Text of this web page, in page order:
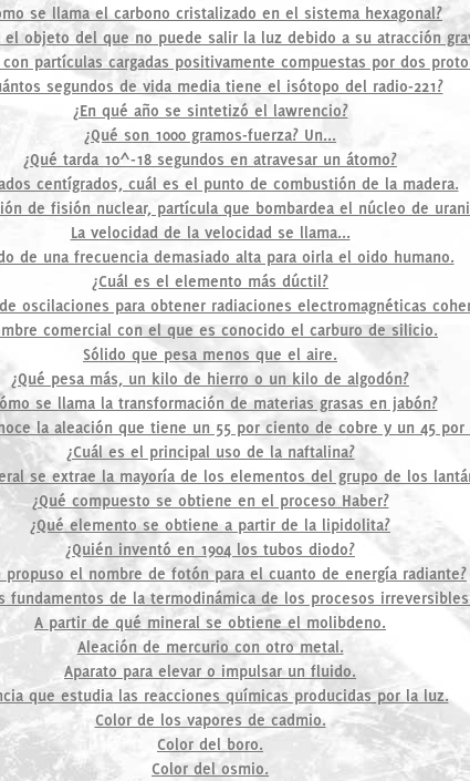
se llama el carbono cristalizado en el sistema hexagonal?
el objeto del que no puede salir la luz debido a su atracción
partículas cargadas positivamente compuestas por dos
segundos de vida media tiene el isótopo del radio-221?
¿En qué año se sintetizó el lawrencio?
¿Qué son 1000 gramos-fuerza? Un...
¿Qué tarda 10^-18 segundos en atravesar un átomo?
centígrados, cuál es el punto de combustión de la madera.
de fisión nuclear, partícula que bombardea el núcleo de
La velocidad de la velocidad se llama...
de una frecuencia demasiado alta para oirla el oido humano.
¿Cuál es el elemento más dúctil?
oscilaciones para obtener radiaciones electromagnéticas
comercial con el que es conocido el carburo de silicio.
Sólido que pesa menos que el aire.
¿Qué pesa más, un kilo de hierro o un kilo de algodón?
se llama la transformación de materias grasas en jabón?
la aleación que tiene un 55 por ciento de cobre y un 45
¿Cuál es el principal uso de la naftalina?
se extrae la mayoría de los elementos del grupo de los
¿Qué compuesto se obtiene en el proceso Haber?
¿Qué elemento se obtiene a partir de la lipidolita?
¿Quién inventó en 1904 los tubos diodo?
propuso el nombre de fotón para el cuanto de energía radiante?
fundamentos de la termodinámica de los procesos irreversibles
A partir de qué mineral se obtiene el molibdeno.
Aleación de mercurio con otro metal.
Aparato para elevar o impulsar un fluido.
que estudia las reacciones químicas producidas por la luz.
Color de los vapores de cadmio.
Color del boro.
Color del osmio.